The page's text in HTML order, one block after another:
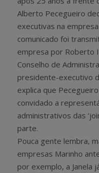
Alberto Pecegueiro
executivas na
comunicado foi
empresa por Roberto
Conselho de
presidente-executivo
explica que
convidado a
administrativos das
parte.
Pouca gente lembra,
empresas Marinho
por exemplo, a Janela